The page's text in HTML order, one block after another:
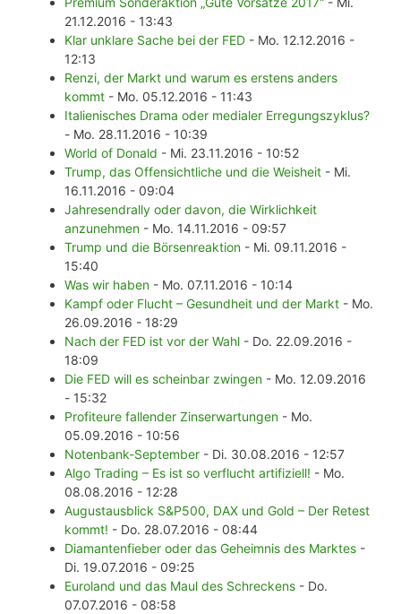
21.12.2016 - 13:43
Klar unklare Sache bei der FED - Mo. 12.12.2016 -
12:13
Renzi, der Markt und warum es erstens anders
kommt - Mo. 05.12.2016 - 11:43
Italienisches Drama oder medialer Erregungszyklus?
- Mo. 28.11.2016 - 10:39
World of Donald - Mi. 23.11.2016 - 10:52
Trump, das Offensichtliche und die Weisheit - Mi.
16.11.2016 - 09:04
Jahresendrally oder davon, die Wirklichkeit
anzunehmen - Mo. 14.11.2016 - 09:57
Trump und die Börsenreaktion - Mi. 09.11.2016 -
15:40
Was wir haben - Mo. 07.11.2016 - 10:14
Kampf oder Flucht – Gesundheit und der Markt - Mo.
26.09.2016 - 18:29
Nach der FED ist vor der Wahl - Do. 22.09.2016 -
18:09
Die FED will es scheinbar zwingen - Mo. 12.09.2016
- 15:32
Profiteure fallender Zinserwartungen - Mo.
05.09.2016 - 10:56
Notenbank-September - Di. 30.08.2016 - 12:57
Algo Trading – Es ist so verflucht artifiziell! - Mo.
08.08.2016 - 12:28
Augustausblick S&P500, DAX und Gold – Der Retest
kommt! - Do. 28.07.2016 - 08:44
Diamantenfieber oder das Geheimnis des Marktes -
Di. 19.07.2016 - 09:25
Euroland und das Maul des Schreckens - Do.
07.07.2016 - 08:58